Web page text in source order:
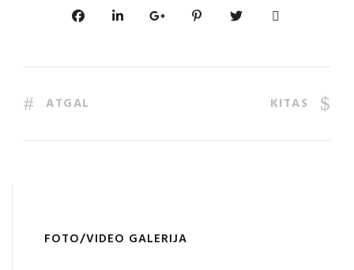
ATGAL KITAS
FOTO/VIDEO GALERIJA